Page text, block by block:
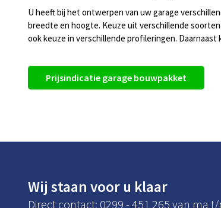
U heeft bij het ontwerpen van uw garage
breedte en hoogte. Keuze uit verschillende
ook keuze in verschillende profileringen. Daarnaast
Prijsindicatie garage bouwpakket
Wij staan voor u klaar
Direct contact: 0299 - 451 265 van ma